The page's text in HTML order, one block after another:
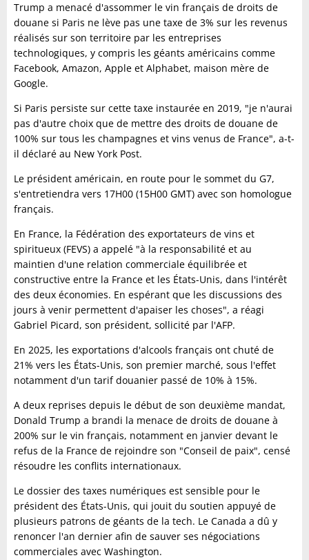
Trump a menacé d'assommer le vin français de droits de
douane si Paris ne lève pas une taxe de 3% sur les revenus
réalisés sur son territoire par les entreprises
technologiques, y compris les géants américains comme
Facebook, Amazon, Apple et Alphabet, maison mère de
Google.
Si Paris persiste sur cette taxe instaurée en 2019, "je n'aurai
pas d'autre choix que de mettre des droits de douane de
100% sur tous les champagnes et vins venus de France", a-t-
il déclaré au New York Post.
Le président américain, en route pour le sommet du G7,
s'entretiendra vers 17H00 (15H00 GMT) avec son homologue
français.
En France, la Fédération des exportateurs de vins et
spiritueux (FEVS) a appelé "à la responsabilité et au
maintien d'une relation commerciale équilibrée et
constructive entre la France et les États-Unis, dans l'intérêt
des deux économies. En espérant que les discussions des
jours à venir permettent d'apaiser les choses", a réagi
Gabriel Picard, son président, sollicité par l'AFP.
En 2025, les exportations d'alcools français ont chuté de
21% vers les États-Unis, son premier marché, sous l'effet
notamment d'un tarif douanier passé de 10% à 15%.
A deux reprises depuis le début de son deuxième mandat,
Donald Trump a brandi la menace de droits de douane à
200% sur le vin français, notamment en janvier devant le
refus de la France de rejoindre son "Conseil de paix", censé
résoudre les conflits internationaux.
Le dossier des taxes numériques est sensible pour le
président des États-Unis, qui jouit du soutien appuyé de
plusieurs patrons de géants de la tech. Le Canada a dû y
renoncer l'an dernier afin de sauver ses négociations
commerciales avec Washington.